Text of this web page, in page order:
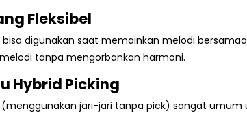
Fleksibel
digunakan saat memainkan melodi
tanpa mengorbankan harmoni.
Hybrid Picking
jari-jari tanpa pick) sangat